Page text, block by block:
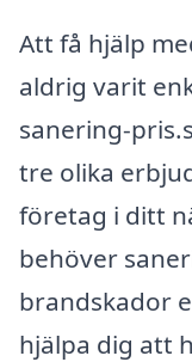
Att få hjälp
aldrig varit
sanering-
tre olika
företag i ditt
behöver
brandskador
hjälpa dig att